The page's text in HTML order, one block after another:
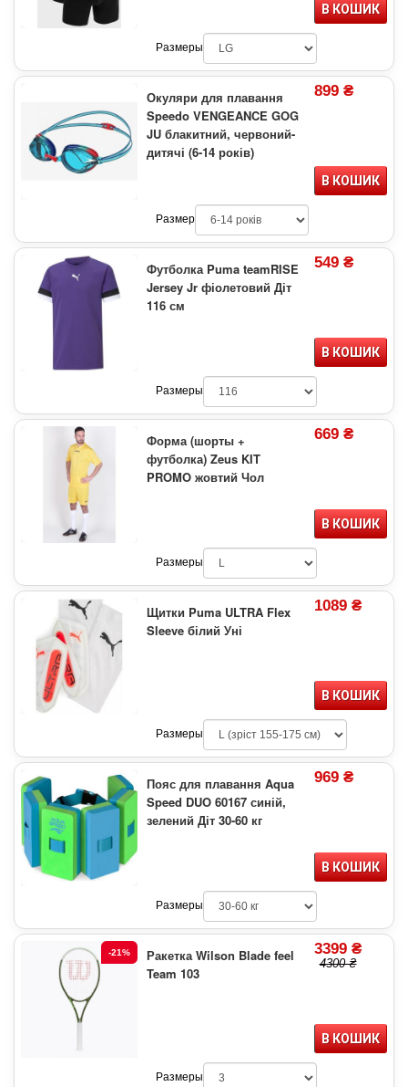
В КОШИК
Размеры
Окуляри для плавання
Speedo VENGEANCE GOG
JU блакитний, червоний-
дитячі (6-14 років)
899 ₴
В КОШИК
Размер
Футболка Puma teamRISE
Jersey Jr фіолетовий Діт
116 см
549 ₴
В КОШИК
Размеры
Форма (шорты +
футболка) Zeus KIT
PROMO жовтий Чол
669 ₴
В КОШИК
Размеры
Щитки Puma ULTRA Flex
Sleeve білий Уні
1089 ₴
В КОШИК
Размеры
Пояс для плавання Aqua
Speed DUO 60167 синій,
зелений Діт 30-60 кг
969 ₴
В КОШИК
Размеры
-21%
Ракетка Wilson Blade feel
Team 103
3399 ₴
4300 ₴
В КОШИК
Размеры